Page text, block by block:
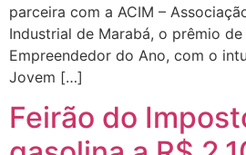
parceira com a ACIM –
Industrial de Marabá, o prêmio
Empreendedor do Ano, com o
Jovem […]
Feirão do